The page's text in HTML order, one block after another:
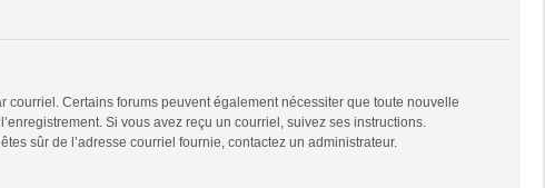
courriel. Certains forums peuvent également nécessiter que toute nouvelle
Si vous avez reçu un courriel, suivez ses instructions.
sûr de l’adresse courriel fournie, contactez un administrateur.